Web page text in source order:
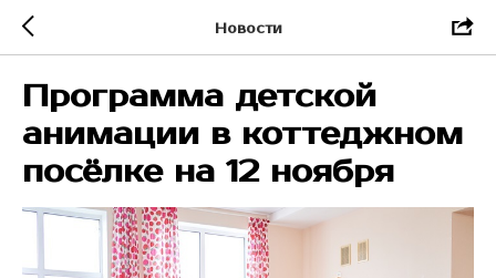
Новости
Программа детской
анимации в коттеджном
посёлке на 12 ноября